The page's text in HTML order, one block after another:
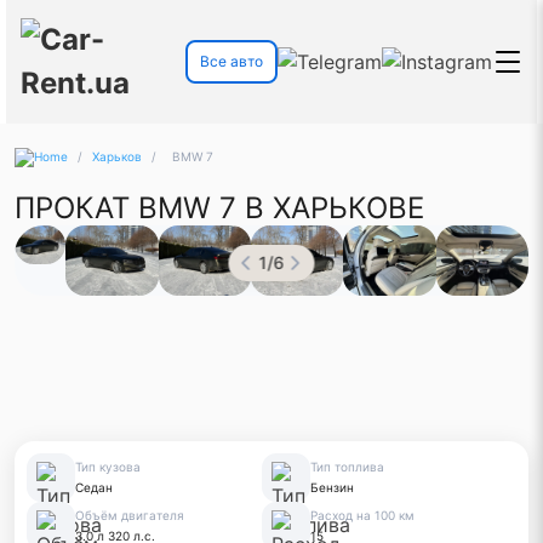
Все авто
/ Харьков / BMW 7
ПРОКАТ BMW 7 В ХАРЬКОВЕ
1/6
Тип кузова
Седан
Тип топлива
Бензин
Объём двигателя
3.0 л 320 л.с.
Расход на 100 км
15